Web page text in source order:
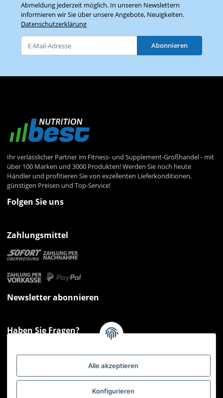
Alle akzeptieren
Konfigurieren
Abmeldung jederzeit möglich. In unseren Newslettern
informieren wir Sie über unsere Angebote, Neuigkeiten.
Datenschutzerklärung
Abonnieren
Ihr verlässlicher Partner im Fitness- und Supplement-Großhandel - mit
über 100 Marken und 3000 Produkten! Werden Sie noch heute
Händler und profitieren Sie von exzellenten Lieferkonditionen,
günstigen Preisen und Top-Service!
Folgen Sie uns
Zahlungsmittel
Newsletter abonnieren
Haben Sie Fragen?
Montag - Freitag: 09:00 - 17:00 Uhr
Hotline 📞